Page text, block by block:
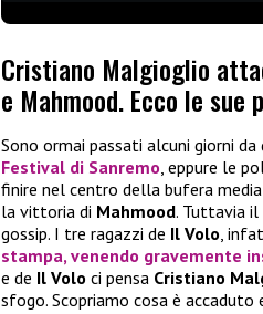
Cristiano Malgioglio
e Mahmood. Ecco le sue
Sono ormai passati alcuni giorni
Festival di Sanremo, eppure le
finire nel centro della bufera
la vittoria di Mahmood. Tuttavia il
gossip. I tre ragazzi de Il Volo,
stampa, venendo gravemente
e de Il Volo ci pensa Cristiano
sfogo. Scopriamo cosa è accaduto